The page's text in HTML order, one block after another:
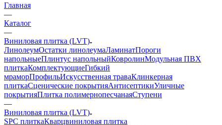
Главная
—
Каталог
—
Виниловая плитка (LVT)
ЛинолеумОстатки линолеумаЛаминатПороги
напольныеПлинтус напольныйКовролинМодульная ПВХ
плиткаКомплектующиеГибкий
мраморПрофильИскусственная траваКлинкерная
плиткаСценические покрытияАнтисептикиУличные
покрытияПлитка полимернопесчанаяСтупени
—
Виниловая плитка (LVT)
SPC плиткаКварцвиниловая плитка